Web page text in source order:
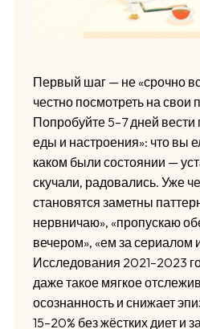
Первый шаг — не «срочно
честно посмотреть на свои
Попробуйте 5–7 дней вести
еды и настроения»: что вы
каком были состоянии —
скучали, радовались. Уже
становятся заметны
нервничаю», «пропускаю
вечером», «ем за сериалом
Исследования 2021–2023
даже такое мягкое
осознанность и снижает
15–20% без жёстких диет и